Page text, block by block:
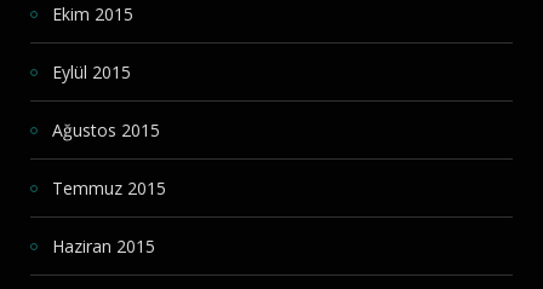
Ekim 2015
Eylül 2015
Ağustos 2015
Temmuz 2015
Haziran 2015